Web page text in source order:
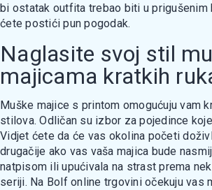
bi ostatak outfita trebao biti u prigušenim
ćete postići pun pogodak.
Naglasite svoj stil
majicama kratkih
Muške majice s printom omogućuju vam
stilova. Odličan su izbor za pojedince
Vidjet ćete da će vas okolina početi
drugačije ako vas vaša majica bude
natpisom ili upućivala na strast prema
seriji. Na Bolf online trgovini očekuju vas